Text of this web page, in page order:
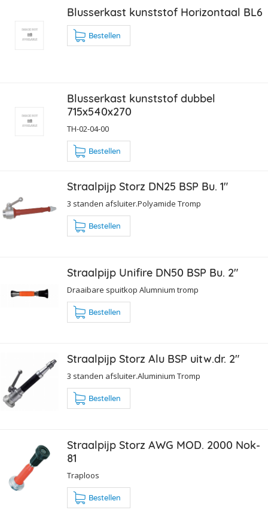
Blusserkast kunststof Horizontaal BL6
Bestellen
Blusserkast kunststof dubbel
715x540x270
TH-02-04-00
Bestellen
Straalpijp Storz DN25 BSP Bu. 1"
3 standen afsluiter.Polyamide Tromp
Bestellen
Straalpijp Unifire DN50 BSP Bu. 2"
Draaibare spuitkop Alumnium tromp
Bestellen
Straalpijp Storz Alu BSP uitw.dr. 2"
3 standen afsluiter.Aluminium Tromp
Bestellen
Straalpijp Storz AWG MOD. 2000 Nok-
81
Traploos
Bestellen